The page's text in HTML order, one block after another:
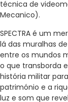
técnica de
Mecanico).
SPECTRA é um
lá das muralhas
entre os mundos
o que transborda
história militar
património e a
luz e som que